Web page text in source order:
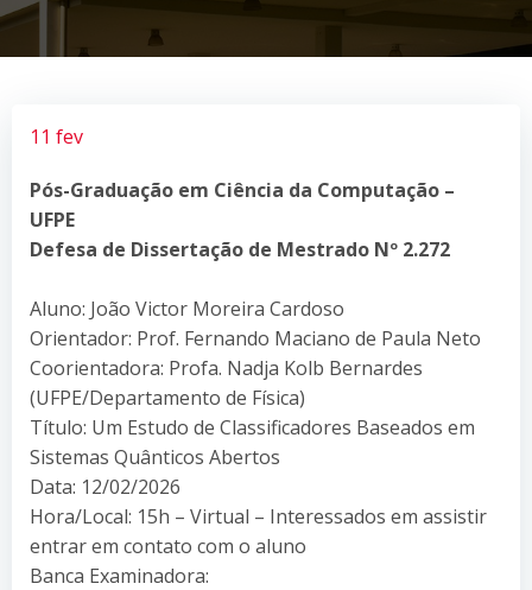
11 fev
Pós-Graduação em Ciência da Computação –
UFPE
Defesa de Dissertação de Mestrado Nº 2.272
Aluno: João Victor Moreira Cardoso
Orientador: Prof. Fernando Maciano de Paula Neto
Coorientadora: Profa. Nadja Kolb Bernardes
(UFPE/Departamento de Física)
Título: Um Estudo de Classificadores Baseados em
Sistemas Quânticos Abertos
Data: 12/02/2026
Hora/Local: 15h – Virtual – Interessados em assistir
entrar em contato com o aluno
Banca Examinadora: